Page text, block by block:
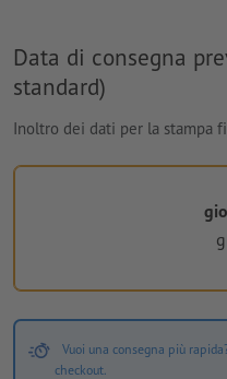
Data di consegna
standard)
Inoltro dei dati per la stampa
Vuoi una consegna più
checkout.